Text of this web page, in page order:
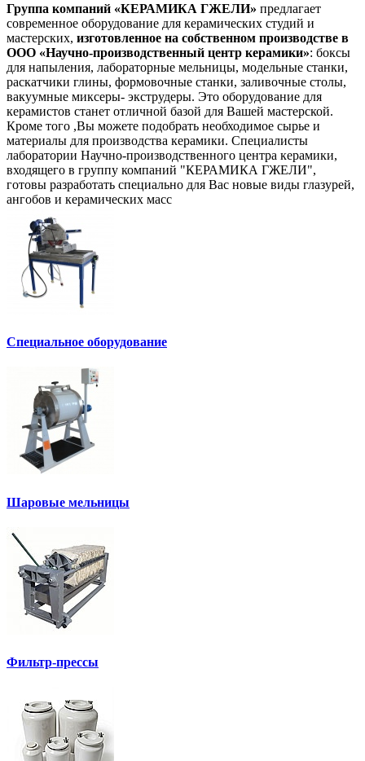
Группа компаний «КЕРАМИКА ГЖЕЛИ» предлагает
современное оборудование для керамических студий и
мастерских, изготовленное на собственном производстве в
ООО «Научно-производственный центр керамики»: боксы
для напыления, лабораторные мельницы, модельные станки,
раскатчики глины, формовочные станки, заливочные столы,
вакуумные миксеры- экструдеры. Это оборудование для
керамистов станет отличной базой для Вашей мастерской.
Кроме того ,Вы можете подобрать необходимое сырье и
материалы для производства керамики. Специалисты
лаборатории Научно-производственного центра керамики,
входящего в группу компаний "КЕРАМИКА ГЖЕЛИ",
готовы разработать специально для Вас новые виды глазурей,
ангобов и керамических масс
Специальное оборудование
Шаровые мельницы
Фильтр-прессы